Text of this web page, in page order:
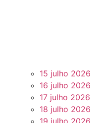
15 julho 2026
16 julho 2026
17 julho 2026
18 julho 2026